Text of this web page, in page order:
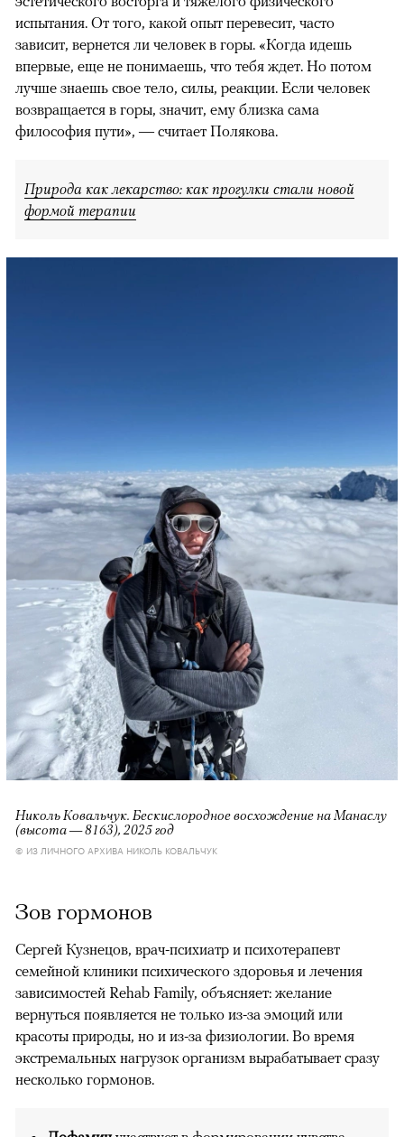
испытания. От того, какой опыт перевесит, часто
зависит, вернется ли человек в горы. «Когда идешь
впервые, еще не понимаешь, что тебя ждет. Но потом
лучше знаешь свое тело, силы, реакции. Если человек
возвращается в горы, значит, ему близка сама
философия пути», — считает Полякова.
Природа как лекарство: как прогулки стали новой
формой терапии
Николь Ковальчук. Бескислородное восхождение на Манаслу
(высота — 8163), 2025 год
© ИЗ ЛИЧНОГО АРХИВА НИКОЛЬ КОВАЛЬЧУК
Зов гормонов
Сергей Кузнецов, врач-психиатр и психотерапевт
семейной клиники психического здоровья и лечения
зависимостей Rehab Family, объясняет: желание
вернуться появляется не только из-за эмоций или
красоты природы, но и из-за физиологии. Во время
экстремальных нагрузок организм вырабатывает сразу
несколько гормонов.